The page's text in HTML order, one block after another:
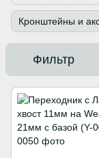
Кронштейны и
Фильтр